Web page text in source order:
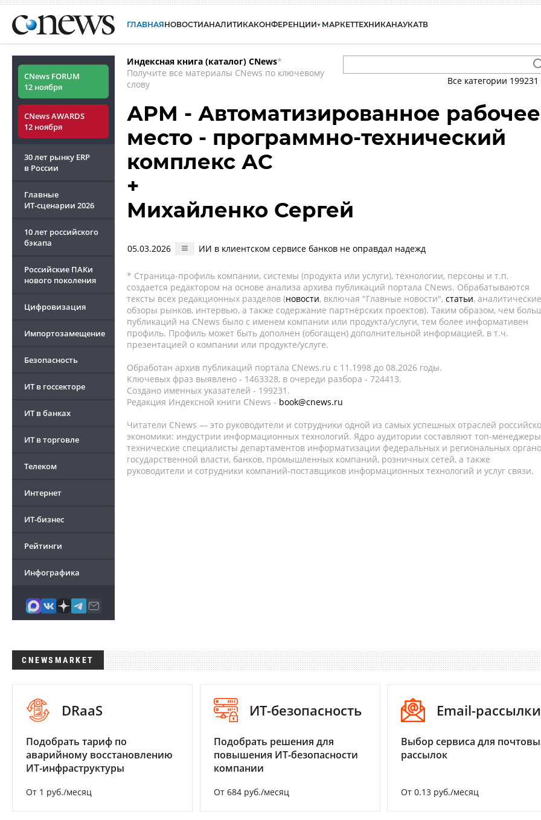
ГЛАВНАЯНОВОСТИАНАЛИТИКАКОНФЕРЕНЦИИ МАРКЕТТЕХНИКАНАУКАТВ
CNews FORUM
12 ноября
CNews AWARDS
12 ноября
30 лет рынку ERP
в России
Главные
ИТ-сценарии 2026
10 лет российского
бэкапа
Российские ПАКи
нового поколения
Цифровизация
Импортозамещение
Безопасность
ИТ в госсекторе
ИТ в банках
ИТ в торговле
Телеком
Интернет
ИТ-бизнес
Рейтинги
Инфографика
Индексная книга (каталог) CNews*
Получите все материалы CNews по ключевому
слову
Все категории 199231
АРМ - Автоматизированное рабочее
место - программно-технический
комплекс АС
+
Михайленко Сергей
05.03.2026 ИИ в клиентском сервисе банков не оправдал надежд
* Страница-профиль компании, системы (продукта или услуги), технологии, персоны и т.п.
создается редактором на основе анализа архива публикаций портала CNews. Обрабатываются
тексты всех редакционных разделов (новости, включая "Главные новости", статьи, аналитические
обзоры рынков, интервью, а также содержание партнёрских проектов). Таким образом, чем
публикаций на CNews было с именем компании или продукта/услуги, тем более информативен
профиль. Профиль может быть дополнен (обогащен) дополнительной информацией, в т.ч.
презентацией о компании или продукте/услуге.
Обработан архив публикаций портала CNews.ru c 11.1998 до 08.2026 годы.
Ключевых фраз выявлено - 1463328, в очереди разбора - 724413.
Создано именных указателей - 199231.
Редакция Индексной книги CNews - book@cnews.ru
Читатели CNews — это руководители и сотрудники одной из самых успешных отраслей
экономики: индустрии информационных технологий. Ядро аудитории составляют топ-
технические специалисты департаментов информатизации федеральных и региональных
государственной власти, банков, промышленных компаний, розничных сетей, а также
руководители и сотрудники компаний-поставщиков информационных технологий и услуг связи.
CNEWSMARKET
DRaaS
Подобрать тариф по
аварийному восстановлению
ИТ-инфраструктуры
От 1 руб./месяц
ИТ-безопасность
Подобрать решения для
повышения ИТ-безопасности
компании
От 684 руб./месяц
Email-рассылки
Выбор сервиса для
рассылок
От 0.13 руб./месяц